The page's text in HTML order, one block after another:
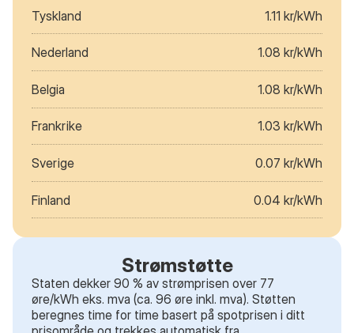
Tyskland 1.11 kr/kWh
Nederland 1.08 kr/kWh
Belgia 1.08 kr/kWh
Frankrike 1.03 kr/kWh
Sverige 0.07 kr/kWh
Finland 0.04 kr/kWh
Strømstøtte
Staten dekker 90 % av strømprisen over 77
øre/kWh eks. mva (ca. 96 øre inkl. mva). Støtten
beregnes time for time basert på spotprisen i ditt